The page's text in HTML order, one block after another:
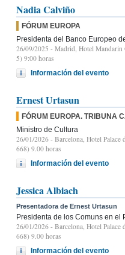
Nadia Calviño
FÓRUM EUROPA
Presidenta del Banco Europeo
26/09/2025 - Madrid, Hotel Mandarin
5) 9:00 horas
Información del evento
Ernest Urtasun
FÓRUM EUROPA. TRIBUNA
Ministro de Cultura
26/01/2026 - Barcelona, Hotel Palace
668) 9.00 horas
Información del evento
Jessica Albiach
Presentadora de Ernest Urtasun
Presidenta de los Comuns en el
26/01/2026 - Barcelona, Hotel Palace
668) 9.00 horas
Información del evento